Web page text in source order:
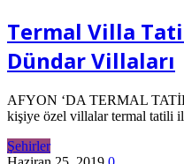
Termal Villa
Dündar Villaları
AFYON ‘DA TERMAL
kişiye özel villalar termal tatili
Şehirler